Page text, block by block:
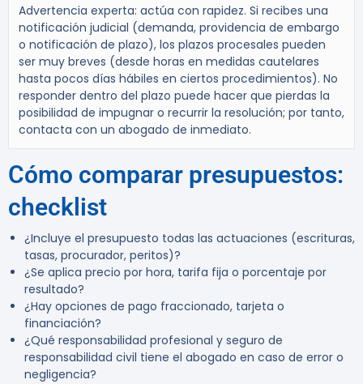
Advertencia experta: actúa con rapidez. Si recibes una
notificación judicial (demanda, providencia de embargo
o notificación de plazo), los plazos procesales pueden
ser muy breves (desde horas en medidas cautelares
hasta pocos días hábiles en ciertos procedimientos). No
responder dentro del plazo puede hacer que pierdas la
posibilidad de impugnar o recurrir la resolución; por tanto,
contacta con un abogado de inmediato.
Cómo comparar presupuestos:
checklist
¿Incluye el presupuesto todas las actuaciones (escrituras,
tasas, procurador, peritos)?
¿Se aplica precio por hora, tarifa fija o porcentaje por
resultado?
¿Hay opciones de pago fraccionado, tarjeta o
financiación?
¿Qué responsabilidad profesional y seguro de
responsabilidad civil tiene el abogado en caso de error o
negligencia?